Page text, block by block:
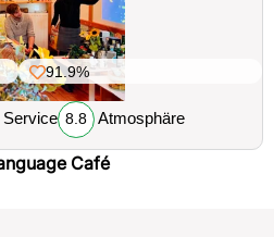
91.9%
Service 8.8 Atmosphäre
Café